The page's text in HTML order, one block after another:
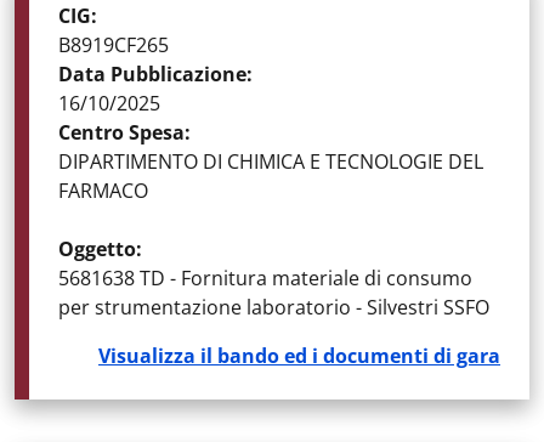
STATO DELLA GARA
CIG:
B8919CF265
Data Pubblicazione:
16/10/2025
Centro Spesa:
DIPARTIMENTO DI CHIMICA E TECNOLOGIE DEL
FARMACO
Oggetto:
5681638 TD - Fornitura materiale di consumo
per strumentazione laboratorio - Silvestri SSFO
Visualizza il bando ed i documenti di gara